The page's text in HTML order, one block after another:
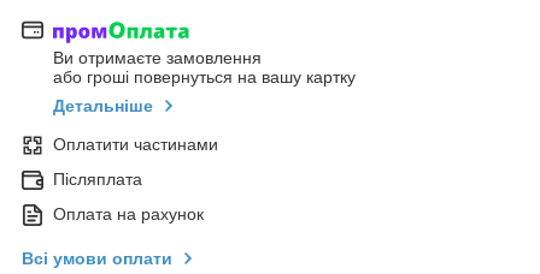
Ви отримаєте замовлення
або гроші повернуться на вашу картку
Детальніше
Оплатити частинами
Післяплата
Оплата на рахунок
Всі умови оплати